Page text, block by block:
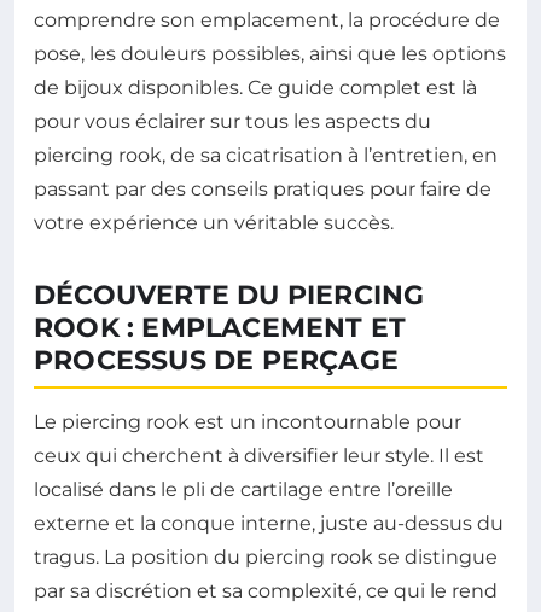
comprendre son emplacement, la procédure de
pose, les douleurs possibles, ainsi que les options
de bijoux disponibles. Ce guide complet est là
pour vous éclairer sur tous les aspects du
piercing rook, de sa cicatrisation à l’entretien, en
passant par des conseils pratiques pour faire de
votre expérience un véritable succès.
DÉCOUVERTE DU PIERCING
ROOK : EMPLACEMENT ET
PROCESSUS DE PERÇAGE
Le piercing rook est un incontournable pour
ceux qui cherchent à diversifier leur style. Il est
localisé dans le pli de cartilage entre l’oreille
externe et la conque interne, juste au-dessus du
tragus. La position du piercing rook se distingue
par sa discrétion et sa complexité, ce qui le rend